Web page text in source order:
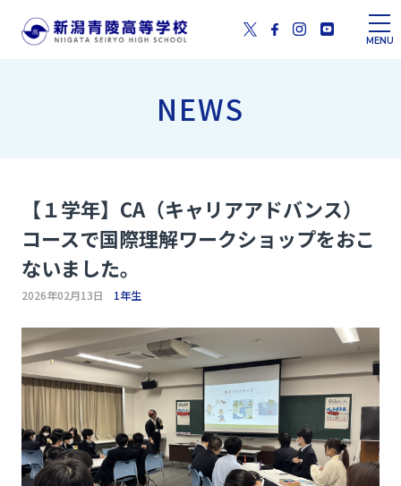
MENU
NEWS
【１学年】CA（キャリアアドバンス）
コースで国際理解ワークショップをおこ
ないました。
2026年02月13日 1年生